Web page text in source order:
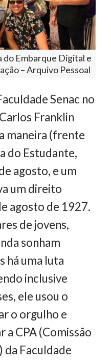
do Embarque Digital e
– Arquivo Pessoal
Senac no
Franklin
maneira (frente
do Estudante,
agosto, e um
um direito
agosto de 1927.
de jovens,
sonham
há uma luta
inclusive
ele usou o
o orgulho e
a CPA (Comissão
da Faculdade